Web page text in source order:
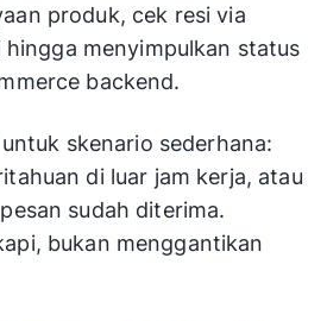
produk, cek resi via
menyimpulkan status
backend.
skenario sederhana:
di luar jam kerja, atau
sudah diterima.
bukan menggantikan